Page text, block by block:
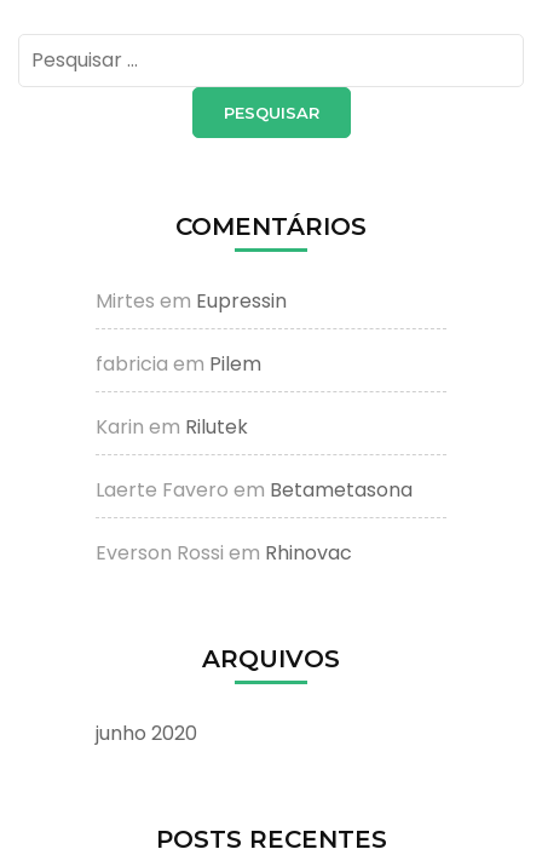
Pesquisar
por:
COMENTÁRIOS
Mirtes em Eupressin
fabricia em Pilem
Karin em Rilutek
Laerte Favero em Betametasona
Everson Rossi em Rhinovac
ARQUIVOS
junho 2020
POSTS RECENTES